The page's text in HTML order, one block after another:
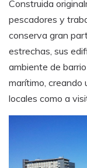
Construida
pescadores y
conserva gran
estrechas, sus
ambiente de
marítimo, creando
locales como a